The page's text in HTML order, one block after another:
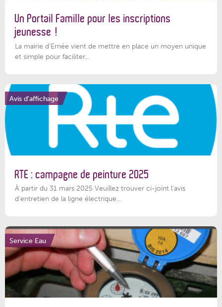
Un Portail Famille pour les inscriptions
jeunesse !
La mairie d’Ernée vient de mettre en place un moyen unique
et simple pour faciliter...
Avis d'affichage
RTE : campagne de peinture 2025
À partir du 31 mars 2025 Veuillez trouver ci-joint l'avis
d'entretien de la ligne électrique...
Service Eau